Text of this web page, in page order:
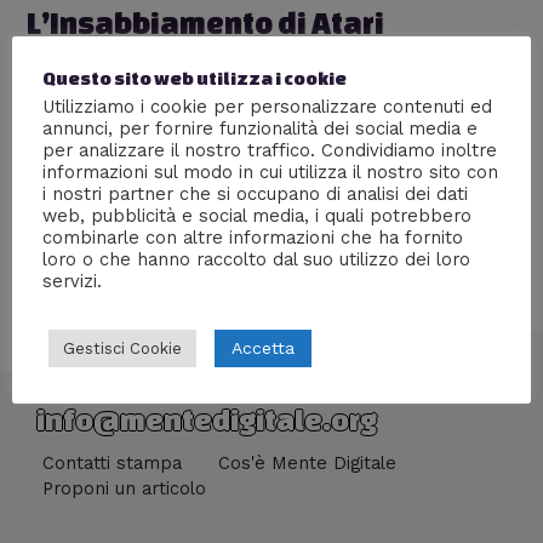
L’Insabbiamento di Atari
Malakia
Il fallimento di un’azienda che ha chiesto troppo ad un
mercato nascente
info@mentedigitale.org
Contatti stampa
Cos'è Mente Digitale
Proponi un articolo
Questo sito web utilizza i cookie
Utilizziamo i cookie per personalizzare contenuti ed
annunci, per fornire funzionalità dei social media e
per analizzare il nostro traffico. Condividiamo inoltre
informazioni sul modo in cui utilizza il nostro sito con
i nostri partner che si occupano di analisi dei dati
web, pubblicità e social media, i quali potrebbero
combinarle con altre informazioni che ha fornito
loro o che hanno raccolto dal suo utilizzo dei loro
servizi.
Gestisci Cookie Accetta